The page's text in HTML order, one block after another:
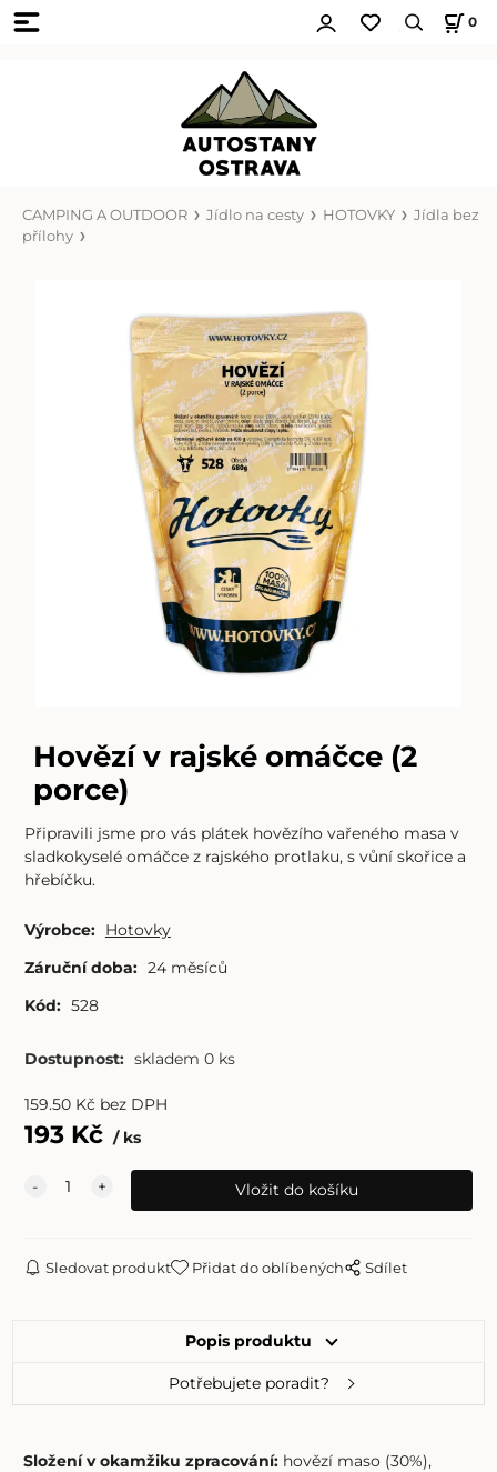
0
CAMPING A OUTDOOR Jídlo na cesty HOTOVKY
Jídla bez
přílohy
Hovězí v rajské omáčce (2
porce)
Připravili jsme pro vás plátek hovězího vařeného masa v
sladkokyselé omáčce z rajského protlaku, s vůní skořice a
hřebíčku.
Výrobce: Hotovky
Záruční doba: 24 měsíců
Kód: 528
Dostupnost: skladem 0 ks
159.50Kč bez DPH
193Kč ks
Sledovat produkt Přidat do oblíbených Sdílet
Popis produktu
Potřebujete poradit?
Složení v okamžiku zpracování: hovězí maso (30%),